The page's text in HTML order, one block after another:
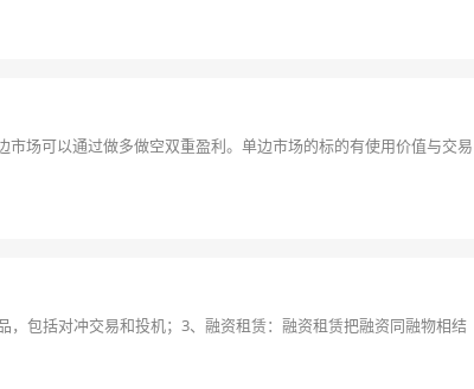
场可以通过做多做空双重盈利。单边市场的标的有使用价值与交易
包括对冲交易和投机；3、融资租赁：融资租赁把融资同融物相结